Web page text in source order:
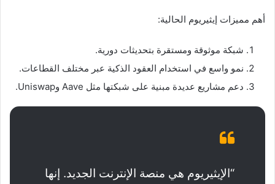
أهم مميزات إيثيريوم الحالية:
شبكة موثوقة ومستقرة بتحديثات دورية.
نمو واسع في استخدام العقود الذكية عبر مختلف القطاعات.
دعم مشاريع عديدة مبنية على شبكتها مثل Aave وUniswap.
“الإيثيريوم هي منصة الإنترنت الجديد. إنها